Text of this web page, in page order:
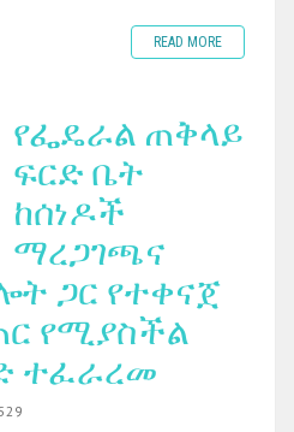
READ MORE
የፌዴራል ጠቅላይ
ፍርድ ቤት
ከሰነዶች
ማረጋገጫና
ጋር የተቀናጀ
የሚያስችል
ተፈራረመ